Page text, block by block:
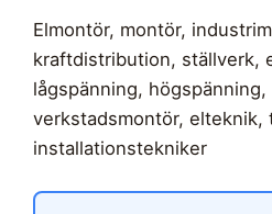
Elmontör, montör,
kraftdistribution, ställverk,
lågspänning,
verkstadsmontör, elteknik,
installationstekniker